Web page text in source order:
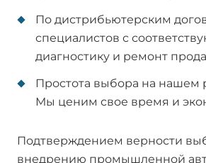
По дистрибьютерским
специалистов с
диагностику и ремонт
Простота выбора на нашем
Мы ценим свое время и
Подтверждением верности
внедрению промышленной